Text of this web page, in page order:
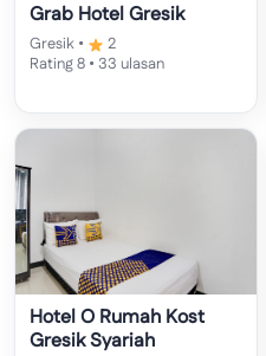
Grab Hotel Gresik
Gresik •
2
Rating 8 • 33 ulasan
Hotel O Rumah Kost
Gresik Syariah